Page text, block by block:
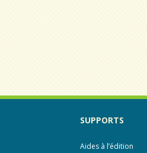
SUPPORTS
Aides à l’édition